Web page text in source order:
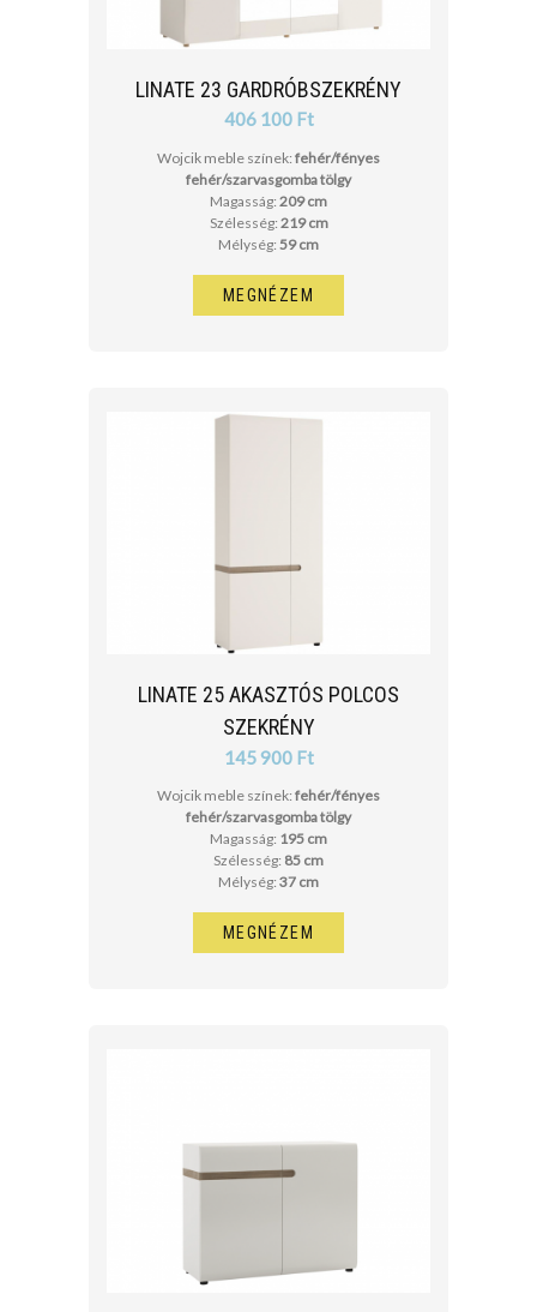
LINATE 23 GARDRÓBSZEKRÉNY
406 100 Ft
Wojcik meble színek: fehér/fényes
fehér/szarvasgomba tölgy
Magasság: 209 cm
Szélesség: 219 cm
Mélység: 59 cm
MEGNÉZEM
LINATE 25 AKASZTÓS POLCOS
SZEKRÉNY
145 900 Ft
Wojcik meble színek: fehér/fényes
fehér/szarvasgomba tölgy
Magasság: 195 cm
Szélesség: 85 cm
Mélység: 37 cm
MEGNÉZEM